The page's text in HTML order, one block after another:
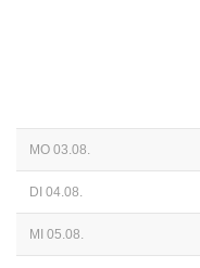
MO 03.08.
DI 04.08.
MI 05.08.